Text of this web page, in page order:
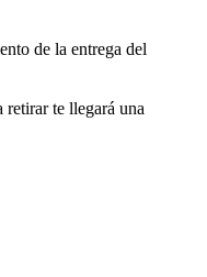
de la entrega del
te llegará una